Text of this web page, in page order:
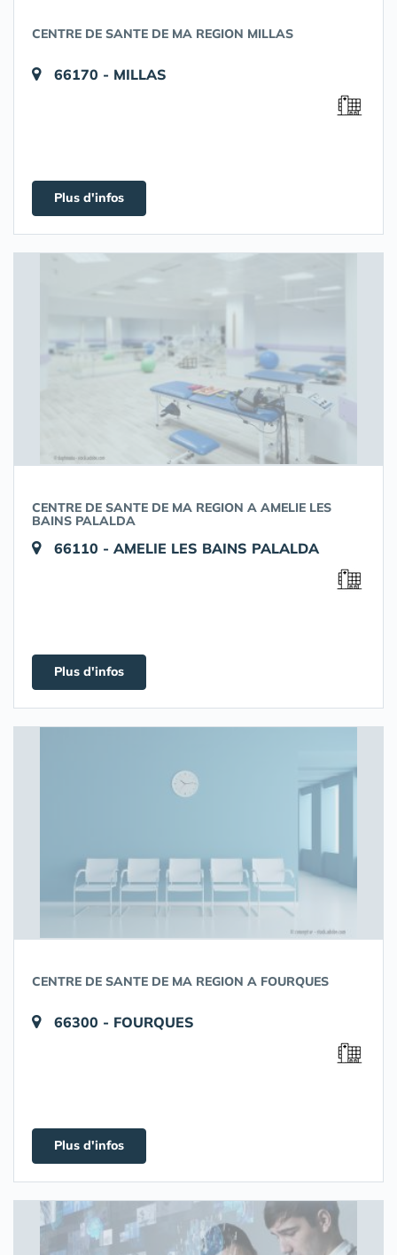
CENTRE DE SANTE DE MA REGION MILLAS
66170 - MILLAS
Plus d'infos
CENTRE DE SANTE DE MA REGION A AMELIE LES
BAINS PALALDA
66110 - AMELIE LES BAINS PALALDA
Plus d'infos
CENTRE DE SANTE DE MA REGION A FOURQUES
66300 - FOURQUES
Plus d'infos